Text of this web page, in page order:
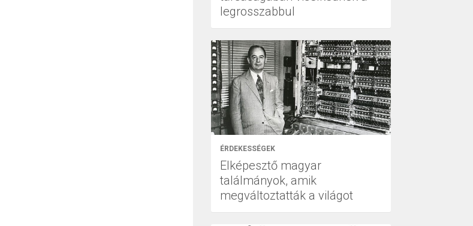
legrosszabbul
ÉRDEKESSÉGEK
Elképesztő magyar
találmányok, amik
megváltoztatták a világot